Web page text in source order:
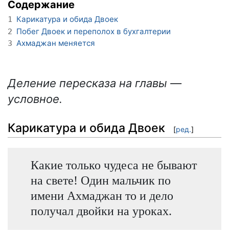
Содержание
1 Карикатура и обида Двоек
2 Побег Двоек и переполох в бухгалтерии
3 Ахмаджан меняется
Деление пересказа на главы —
условное.
Карикатура и обида Двоек [ред.]
Какие только чудеса не бывают
на свете! Один мальчик по
имени Ахмаджан то и дело
получал двойки на уроках.